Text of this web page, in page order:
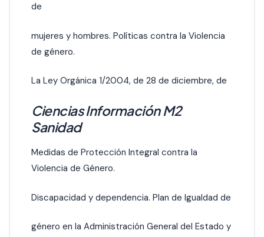
de
mujeres y hombres. Políticas contra la Violencia
de género.
La Ley Orgánica 1/2004, de 28 de diciembre, de
Ciencias Información M2
Sanidad
Medidas de Protección Integral contra la
Violencia de Género.
Discapacidad y dependencia. Plan de Igualdad de
género en la Administración General del Estado y